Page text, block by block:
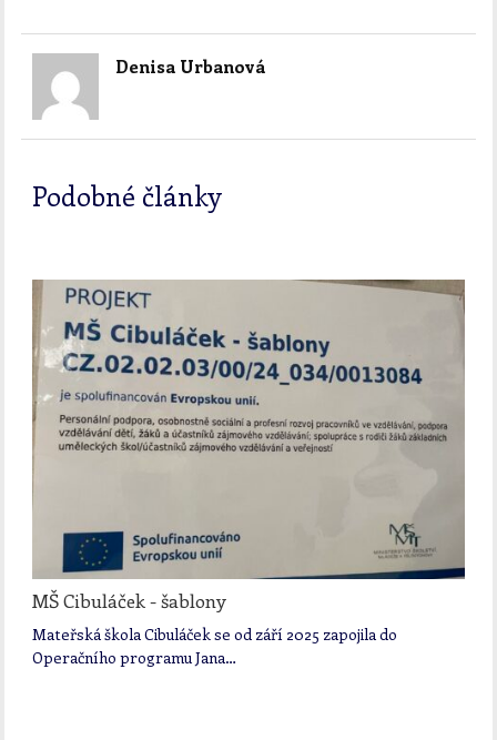
Denisa Urbanová
Podobné články
MŠ Cibuláček - šablony
Mateřská škola Cibuláček se od září 2025 zapojila do
Operačního programu Jana…